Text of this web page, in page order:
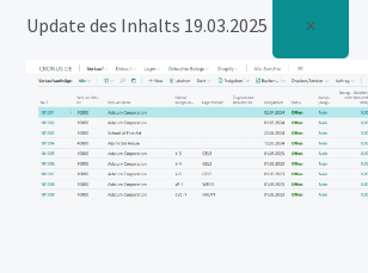
Update des Inhalts 19.03.2025 ×